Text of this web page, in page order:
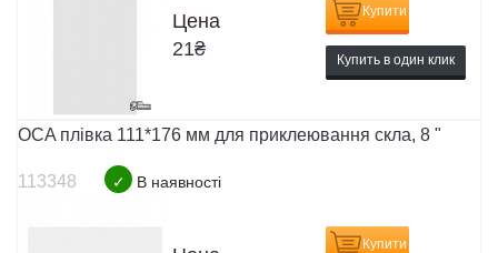
Цена
21₴
Купити
Купить в один клик
OCA плівка 111*176 мм для приклеювання скла, 8 "
113348 ✓ В наявності
Купити